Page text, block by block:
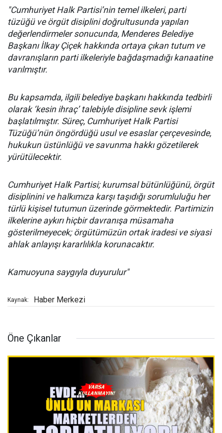
"Cumhuriyet Halk Partisi’nin temel ilkeleri, parti
tüzüğü ve örgüt disiplini doğrultusunda yapılan
değerlendirmeler sonucunda, Menderes Belediye
Başkanı İlkay Çiçek hakkında ortaya çıkan tutum ve
davranışların parti ilkeleriyle bağdaşmadığı kanaatine
varılmıştır.
Bu kapsamda, ilgili belediye başkanı hakkında tedbirli
olarak ‘kesin ihraç’ talebiyle disipline sevk işlemi
başlatılmıştır. Süreç, Cumhuriyet Halk Partisi
Tüzüğü’nün öngördüğü usul ve esaslar çerçevesinde,
hukukun üstünlüğü ve savunma hakkı gözetilerek
yürütülecektir.
Cumhuriyet Halk Partisi; kurumsal bütünlüğünü, örgüt
disiplinini ve halkımıza karşı taşıdığı sorumluluğu her
türlü kişisel tutumun üzerinde görmektedir. Partimizin
ilkelerine aykırı hiçbir davranışa müsamaha
gösterilmeyecek; örgütümüzün ortak iradesi ve siyasi
ahlak anlayışı kararlılıkla korunacaktır.
Kamuoyuna saygıyla duyurulur"
Kaynak: Haber Merkezi
Öne Çıkanlar